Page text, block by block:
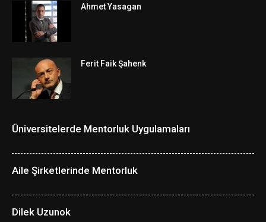
Ahmet Yasagan
Ferit Faik Şahenk
Üniversitelerde Mentorluk Uygulamaları
Aile Şirketlerinde Mentorluk
Dilek Uzunok